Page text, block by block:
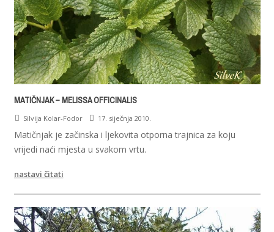
MATIČNJAK – MELISSA OFFICINALIS
Silvija Kolar-Fodor 17. siječnja 2010.
Matičnjak je začinska i ljekovita otporna trajnica za koju
vrijedi naći mjesta u svakom vrtu.
nastavi čitati